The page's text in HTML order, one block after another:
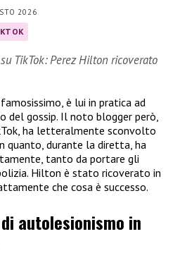
2026
TikTok: Perez Hilton ricoverato
è lui in pratica ad
del gossip. Il noto blogger però,
ha letteralmente sconvolto
durante la diretta, ha
tanto da portare gli
Hilton è stato ricoverato in
che cosa è successo.
autolesionismo in